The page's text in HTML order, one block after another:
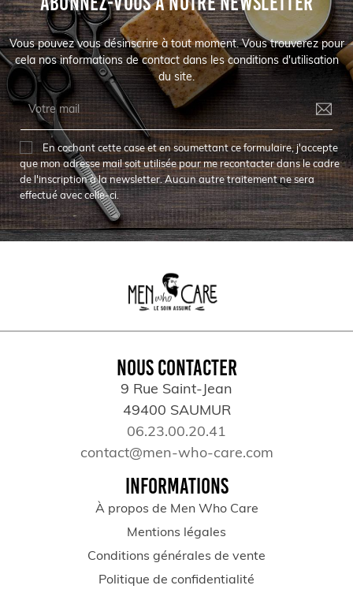
Vous pouvez vous désinscrire à tout moment. Vous trouverez pour
cela nos informations de contact dans les conditions d'utilisation
du site.
En cochant cette case et en soumettant ce formulaire, j'accepte
que mon adresse mail soit utilisée pour me recontacter dans le cadre
de l'inscription à la newsletter. Aucun autre traitement ne sera
effectué avec celle-ci.
NOUS CONTACTER
9 Rue Saint-Jean
49400 SAUMUR
06.23.00.20.41
contact@men-who-care.com
INFORMATIONS
À propos de Men Who Care
Mentions légales
Conditions générales de vente
Politique de confidentialité